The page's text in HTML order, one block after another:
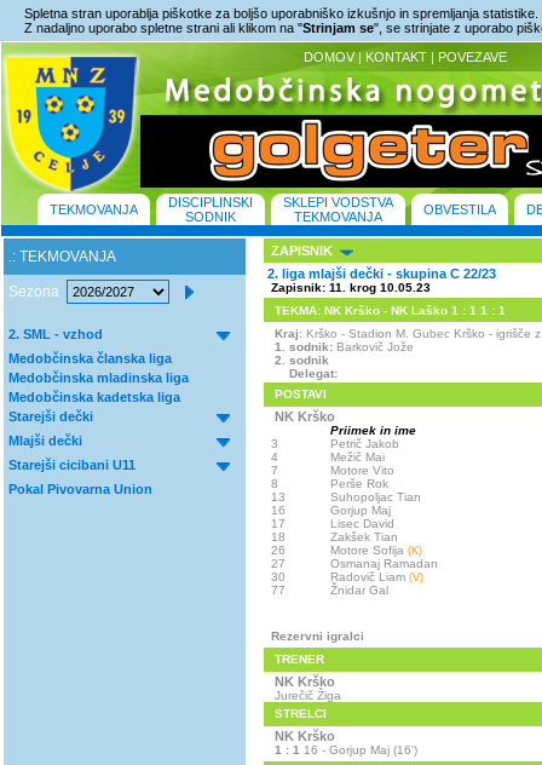
Spletna stran uporablja piškotke za boljšo uporabniško izkušnjo in spremljanja statistike.
Z nadaljno uporabo spletne strani ali klikom na "Strinjam se", se strinjate z uporabo
DOMOV | KONTAKT | POVEZAVE
TEKMOVANJA
DISCIPLINSKI
SODNIK
SKLEPI VODSTVA
TEKMOVANJA
OBVESTILA
.: TEKMOVANJA
Sezona
2. SML - vzhod
Medobčinska članska liga
Medobčinska mladinska liga
Medobčinska kadetska liga
Starejši dečki
Mlajši dečki
Starejši cicibani U11
Pokal Pivovarna Union
ZAPISNIK
2. liga mlajši dečki - skupina C 22/23
Zapisnik: 11. krog 10.05.23
TEKMA: NK Krško - NK Laško 1 : 1 1 : 1
Kraj: Krško - Stadion M. Gubec Krško -
1. sodnik: Barkovič Jože
2. sodnik
Delegat:
POSTAVI
NK Krško
Priimek in ime
3
Petrič Jakob
4
Mežič Mai
7
Motore Vito
8
Perše Rok
13
Suhopoljac Tian
16
Gorjup Maj
17
Lisec David
18
Zakšek Tian
26
Motore Sofija (K)
27
Osmanaj Ramadan
30
Radovič Liam (V)
77 Žnidar Gal
Rezervni igralci
TRENER
NK Krško
Jurečič Žiga
STRELCI
NK Krško
1 : 1 16 - Gorjup Maj (16')